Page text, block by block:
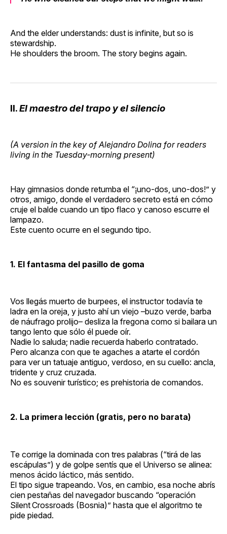
And the elder understands: dust is infinite, but so is
stewardship.
He shoulders the broom. The story begins again.
II.El maestro del trapo y el silencio
(A version in the key of Alejandro Dolina for readers
living in the Tuesday‑morning present)
Hay gimnasios donde retumba el “¡uno‑dos, uno‑dos!” y
otros, amigo, donde el verdadero secreto está en cómo
cruje el balde cuando un tipo flaco y canoso escurre el
lampazo.
Este cuento ocurre en el segundo tipo.
1. El fantasma del pasillo de goma
Vos llegás muerto de burpees, el instructor todavía te
ladra en la oreja, y justo ahí un viejo –buzo verde, barba
de náufrago prolijo– desliza la fregona como si bailara un
tango lento que sólo él puede oír.
Nadie lo saluda; nadie recuerda haberlo contratado.
Pero alcanza con que te agaches a atarte el cordón
para ver un tatuaje antiguo, verdoso, en su cuello: ancla,
tridente y cruz cruzada.
No es souvenir turístico; es prehistoria de comandos.
2. La primera lección (gratis, pero no barata)
Te corrige la dominada con tres palabras (“tirá de las
escápulas”) y de golpe sentís que el Universo se alinea:
menos ácido láctico, más sentido.
El tipo sigue trapeando. Vos, en cambio, esa noche abrís
cien pestañas del navegador buscando “operación
Silent Crossroads (Bosnia)” hasta que el algoritmo te
pide piedad.